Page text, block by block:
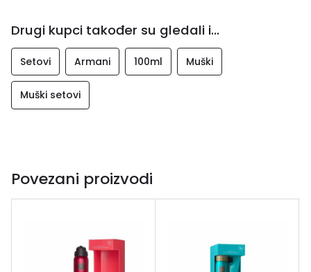
Drugi kupci također su gledali i...
Setovi Armani 100ml Muški
Muški setovi
Povezani proizvodi